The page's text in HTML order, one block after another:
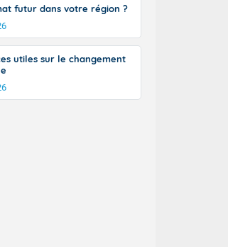
futur dans votre région ?
utiles sur le changement